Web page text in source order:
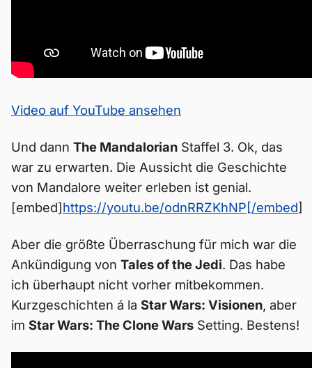
Video auf YouTube ansehen
Und dann The Mandalorian Staffel 3. Ok, das
war zu erwarten. Die Aussicht die Geschichte
von Mandalore weiter erleben ist genial.
[embed]https://youtu.be/odnRRZKhNP[/embed]
Aber die größte Überraschung für mich war die
Ankündigung von Tales of the Jedi. Das habe
ich überhaupt nicht vorher mitbekommen.
Kurzgeschichten á la Star Wars: Visionen, aber
im Star Wars: The Clone Wars Setting. Bestens!